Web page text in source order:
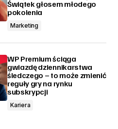
Świątek głosem młodego
pokolenia
Marketing
WP Premium ściąga
gwiazdę dziennikarstwa
śledczego – to może zmienić
reguły gry na rynku
subskrypcji
Kariera